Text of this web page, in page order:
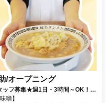
/オープニング
フ募集★週1日・3時間～OK！家
噌】